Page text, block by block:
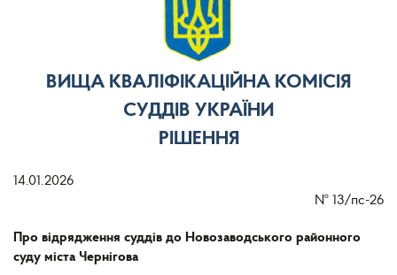
ВИЩА КВАЛІФІКАЦІЙНА КОМІСІЯ
СУДДІВ УКРАЇНИ
РІШЕННЯ
14.01.2026
№ 13/пс-26
Про відрядження суддів до Новозаводського районного
суду міста Чернігова